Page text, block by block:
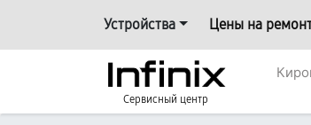
Устройства Цены на
Сервисный центр